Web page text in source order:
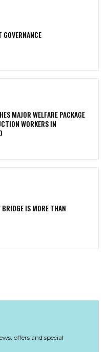
MAJOR WELFARE PACKAGE
WORKERS IN
BRIDGE IS MORE THAN
offers and special